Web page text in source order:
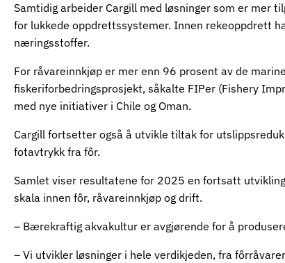
Samtidig arbeider Cargill med løsninger som er mer
for lukkede oppdrettssystemer. Innen rekeoppdrett
næringsstoffer.
For råvareinnkjøp er mer enn 96 prosent av de
fiskeriforbedringsprosjekt, såkalte FIPer (Fishery
med nye initiativer i Chile og Oman.
Cargill fortsetter også å utvikle tiltak for
fotavtrykk fra fôr.
Samlet viser resultatene for 2025 en fortsatt
skala innen fôr, råvareinnkjøp og drift.
– Bærekraftig akvakultur er avgjørende for å
– Vi utvikler løsninger i hele verdikjeden, fra